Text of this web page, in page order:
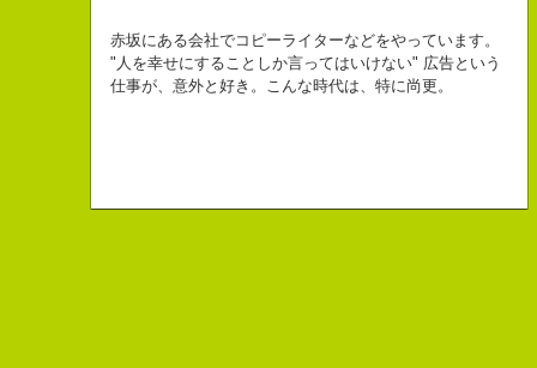
チームVision 事務局長
自己紹介ジェネレーターというサイトがある。試しにやってみた。
こんちゃっ保持壮太郎っていいます。
皆からは「保持壮太郎ピーナッツ」って呼ばれてるよ。
なにがしか書いていられるしごとはとっても
幸せでとっても怖いですが、きょうもなんとか幸せに
生きられてる私は幸せなのかもしれません。
長崎県五島市出身
３６歳
「五島列島はよいところです。
Copy writer
10周年キャンペーン中です。
初対面の人によく言われる。
「きれいな名前ですね」
こう返す。「ええ、名前だけは」
赤坂にある会社でコピーライターなどをやっています。
"人を幸せにすることしか言ってはいけない" 広告という
仕事が、意外と好き。こんな時代は、特に尚更。